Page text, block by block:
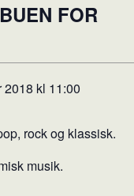
FOR
2018 kl 11:00
rock og klassisk.
musik.